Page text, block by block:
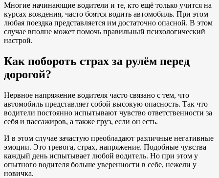
Многие начинающие водители и те, кто ещё только учится на
курсах вождения, часто боятся водить автомобиль. При этом
любая поездка представляется им достаточно опасной. В этом
случае вполне может помочь правильный психологический
настрой.
Как побороть страх за рулём перед
дорогой?
Нервное напряжение водителя часто связано с тем, что
автомобиль представляет собой высокую опасность. Так что
водители постоянно испытывают чувство ответственности за
себя и пассажиров, а также груз, если он есть.
И в этом случае зачастую преобладают различные негативные
эмоции. Это тревога, страх, напряжение. Подобные чувства
каждый день испытывает любой водитель. Но при этом у
опытного водителя больше уверенности в себе, нежели у
новичка.